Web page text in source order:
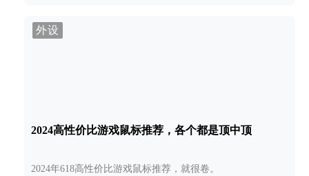
外设
2024高性价比游戏鼠标推荐，各个都是顶中顶
2024年618高性价比游戏鼠标推荐，就很卷。